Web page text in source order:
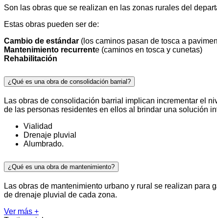
Son las obras que se realizan en las zonas rurales del
Estas obras pueden ser de:
Cambio de estándar (los caminos pasan de tosca a
Mantenimiento recurrente (caminos en tosca y cunetas)
Rehabilitación
¿Qué es una obra de consolidación barrial?
Las obras de consolidación barrial implican incrementar el
de las personas residentes en ellos al brindar una solución
Vialidad
Drenaje pluvial
Alumbrado.
¿Qué es una obra de mantenimiento?
Las obras de mantenimiento urbano y rural se realizan
de drenaje pluvial de cada zona.
Ver más +